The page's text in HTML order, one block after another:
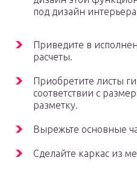
под дизайн
Приведите в
расчеты.
Приобретите листы
соответствии с
разметку.
Вырежьте основные
Сделайте каркас из